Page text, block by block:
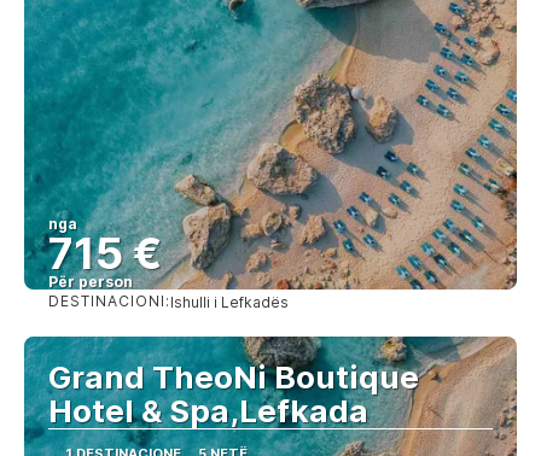
nga
715 €
Për person
Shihni
DESTINACIONI: Ishulli i Lefkadës
Grand TheoNi Boutique
Hotel & Spa,Lefkada